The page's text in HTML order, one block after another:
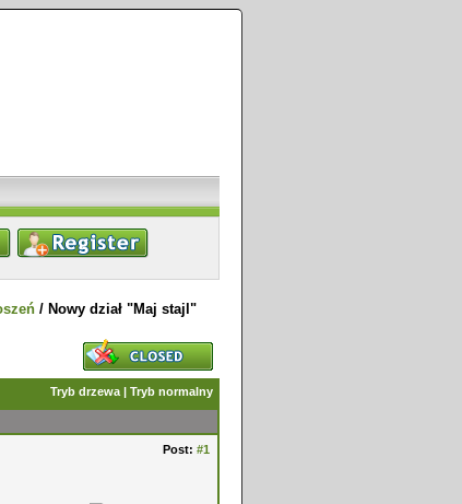
/ Nowy dział "Maj stajl"
Tryb drzewa | Tryb normalny
Post: #1